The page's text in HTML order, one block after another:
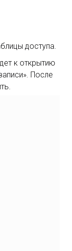
доступа.
к открытию
После